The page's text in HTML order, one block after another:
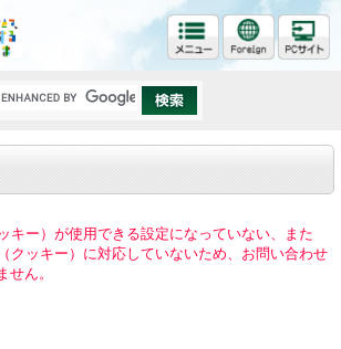
キー）が使用できる設定になっていない、また
クッキー）に対応していないため、お問い合わせ
せん。